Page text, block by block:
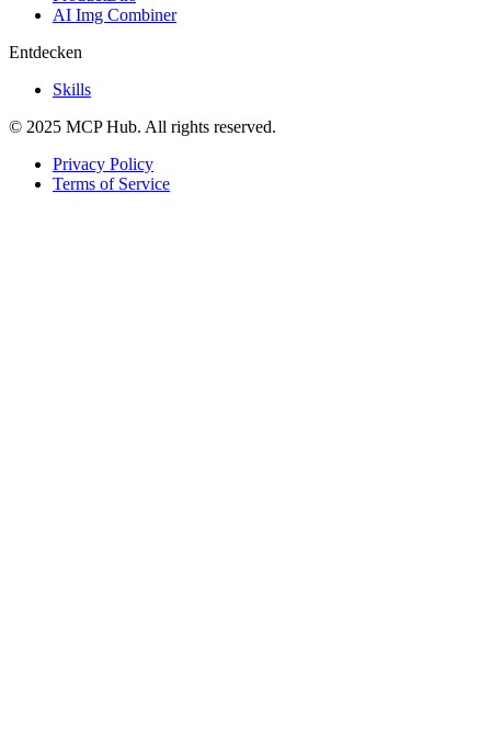
AI Img Combiner
Entdecken
Skills
© 2025 MCP Hub. All rights reserved.
Privacy Policy
Terms of Service